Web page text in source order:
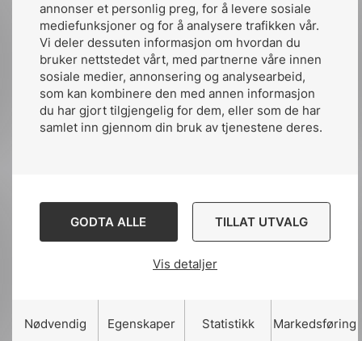
annonser et personlig preg, for å levere sosiale
mediefunksjoner og for å analysere trafikken vår.
Vi deler dessuten informasjon om hvordan du
bruker nettstedet vårt, med partnerne våre innen
sosiale medier, annonsering og analysearbeid,
som kan kombinere den med annen informasjon
du har gjort tilgjengelig for dem, eller som de har
samlet inn gjennom din bruk av tjenestene deres.
GODTA ALLE TILLAT UTVALG
Vis detaljer
Nødvendig Egenskaper Statistikk Markedsføring
anledning til å ha en dialog med de som
faktisk arbeider etter standardene, fortsetter
Tommy Lundekvam.
Neste møte blir arrangert i Trondheim
på Scandic Lerkendal fra klokken 13:00
Meld deg på her!